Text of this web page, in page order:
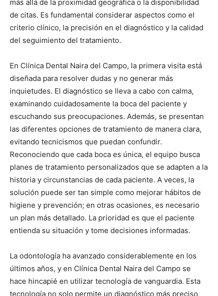
más allá de la proximidad geográfica o la disponibilidad
de citas. Es fundamental considerar aspectos como el
criterio clínico, la precisión en el diagnóstico y la calidad
del seguimiento del tratamiento.
En Clínica Dental Naira del Campo, la primera visita está
diseñada para resolver dudas y no generar más
inquietudes. El diagnóstico se lleva a cabo con calma,
examinando cuidadosamente la boca del paciente y
escuchando sus preocupaciones. Además, se presentan
las diferentes opciones de tratamiento de manera clara,
evitando tecnicismos que puedan confundir.
Reconociendo que cada boca es única, el equipo busca
planes de tratamiento personalizados que se adapten a la
historia y circunstancias de cada paciente. A veces, la
solución puede ser tan simple como mejorar hábitos de
higiene y prevención; en otras ocasiones, es necesario
un plan más detallado. La prioridad es que el paciente
entienda su situación y tome decisiones informadas.
La odontología ha avanzado considerablemente en los
últimos años, y en Clínica Dental Naira del Campo se
hace hincapié en utilizar tecnología de vanguardia. Esta
tecnología no solo permite un diagnóstico más preciso,